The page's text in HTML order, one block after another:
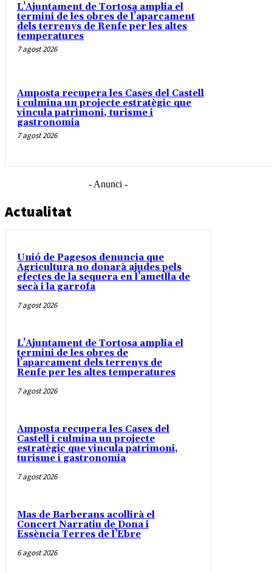
L’Ajuntament de Tortosa amplia el
termini de les obres de l’aparcament
dels terrenys de Renfe per les altes
temperatures
7 agost 2026
Amposta recupera les Cases del Castell
i culmina un projecte estratègic que
vincula patrimoni, turisme i
gastronomia
7 agost 2026
- Anunci -
Actualitat
Unió de Pagesos denuncia que
Agricultura no donarà ajudes pels
efectes de la sequera en l’ametlla de
secà i la garrofa
7 agost 2026
L’Ajuntament de Tortosa amplia el
termini de les obres de
l’aparcament dels terrenys de
Renfe per les altes temperatures
7 agost 2026
Amposta recupera les Cases del
Castell i culmina un projecte
estratègic que vincula patrimoni,
turisme i gastronomia
7 agost 2026
Mas de Barberans acollirà el
Concert Narratiu de Dona i
Essència Terres de l’Ebre
6 agost 2026